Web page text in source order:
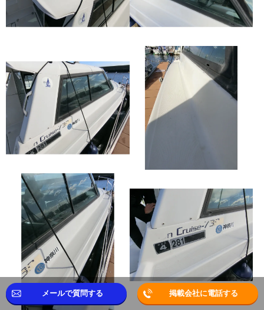
メールで質問する 掲載会社に電話する